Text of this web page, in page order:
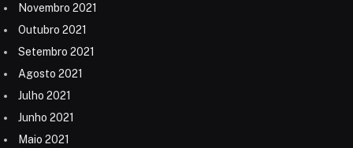
Novembro 2021
Outubro 2021
Setembro 2021
Agosto 2021
Julho 2021
Junho 2021
Maio 2021